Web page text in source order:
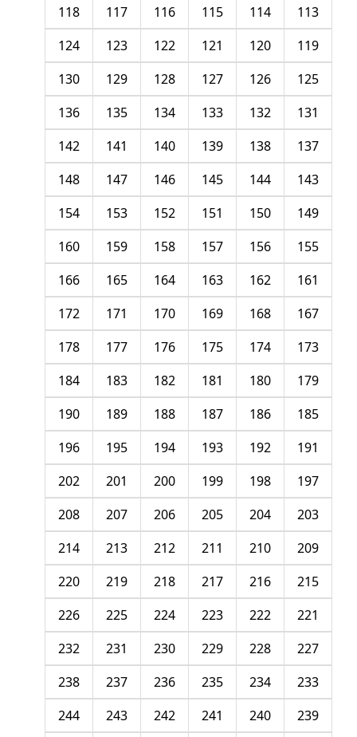
113
114
115
116
117
118
119
120
121
122
123
124
125
126
127
128
129
130
131
132
133
134
135
136
137
138
139
140
141
142
143
144
145
146
147
148
149
150
151
152
153
154
155
156
157
158
159
160
161
162
163
164
165
166
167
168
169
170
171
172
173
174
175
176
177
178
179
180
181
182
183
184
185
186
187
188
189
190
191
192
193
194
195
196
197
198
199
200
201
202
203
204
205
206
207
208
209
210
211
212
213
214
215
216
217
218
219
220
221
222
223
224
225
226
227
228
229
230
231
232
233
234
235
236
237
238
239
240
241
242
243
244